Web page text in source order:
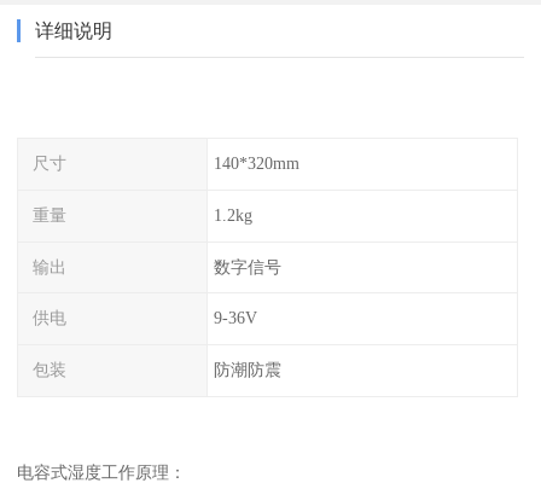
详细说明
尺寸 140*320mm
重量 1.2kg
输出 数字信号
供电 9-36V
包装 防潮防震
电容式湿度工作原理：